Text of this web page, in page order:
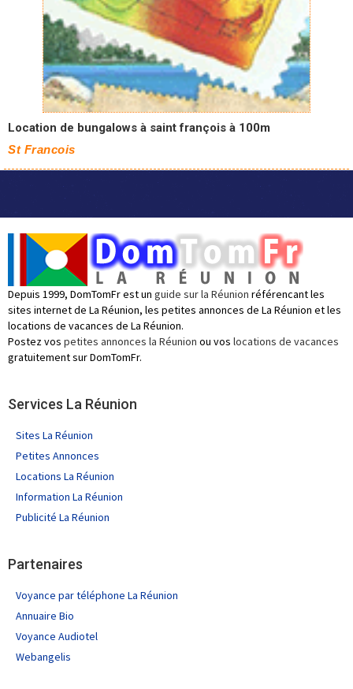
Location de bungalows à saint françois à 100m
St Francois
Depuis 1999, DomTomFr est un guide sur la Réunion référencant les
sites internet de La Réunion, les petites annonces de La Réunion et les
locations de vacances de La Réunion.
Postez vos petites annonces la Réunion ou vos locations de vacances
gratuitement sur DomTomFr.
Services La Réunion
Sites La Réunion
Petites Annonces
Locations La Réunion
Information La Réunion
Publicité La Réunion
Partenaires
Voyance par téléphone La Réunion
Annuaire Bio
Voyance Audiotel
Webangelis